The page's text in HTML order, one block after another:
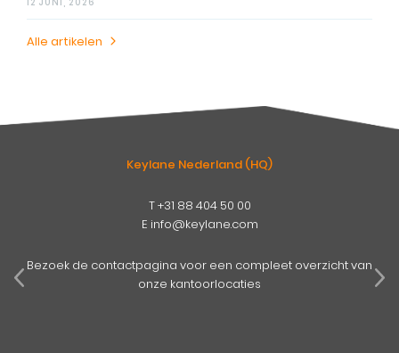
Alle artikelen
Keylane Nederland (HQ)
T+31 88 404 50 00
E info@keylane.com
Bezoek de contactpagina voor een compleet overzicht van
onze kantoorlocaties